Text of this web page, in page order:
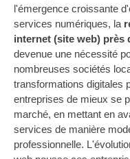
l'émergence croissante
services numériques, la
internet (site web) près
devenue une nécessité
nombreuses sociétés
transformations digitales
entreprises de mieux se
marché, en mettant en
services de manière
professionnelle.